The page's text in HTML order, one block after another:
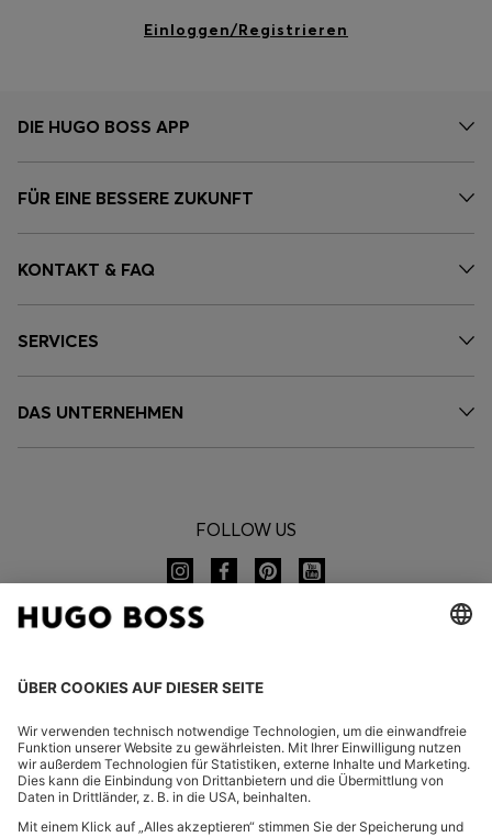
Einloggen/Registrieren
DIE HUGO BOSS APP
FÜR EINE BESSERE ZUKUNFT
KONTAKT & FAQ
SERVICES
DAS UNTERNEHMEN
FOLLOW US
CHANGE COUNTRY: